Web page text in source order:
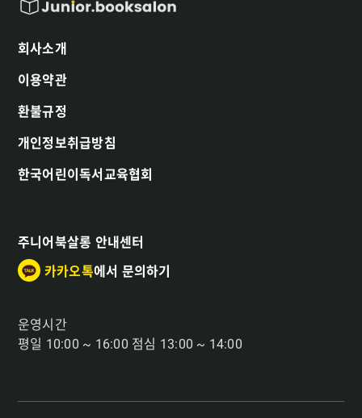
회사소개
이용약관
환불규정
개인정보취급방침
한국어린이독서교육협회
주니어북살롱 안내센터
카카오톡에서 문의하기
운영시간
평일 10:00 ~ 16:00 점심 13:00 ~ 14:00